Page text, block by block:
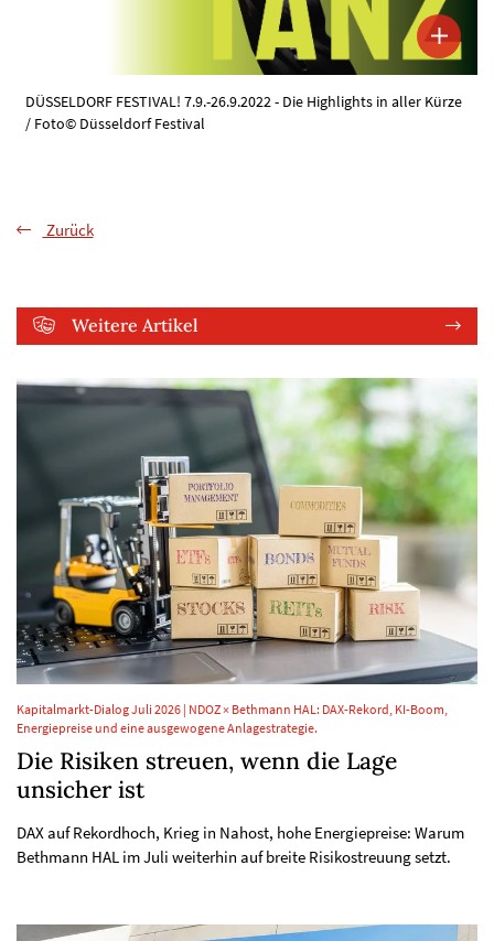
DÜSSELDORF FESTIVAL! 7.9.-26.9.2022 - Die Highlights in aller Kürze
/ Foto© Düsseldorf Festival
Zurück
Weitere Artikel
Kapitalmarkt-Dialog Juli 2026 | NDOZ × Bethmann HAL: DAX-Rekord, KI-Boom,
Energiepreise und eine ausgewogene Anlagestrategie.
Die Risiken streuen, wenn die Lage
unsicher ist
DAX auf Rekordhoch, Krieg in Nahost, hohe Energiepreise: Warum
Bethmann HAL im Juli weiterhin auf breite Risikostreuung setzt.